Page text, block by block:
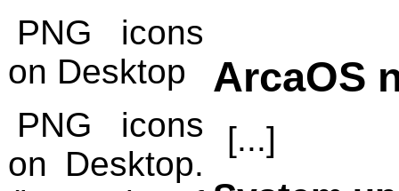
PNG icons
on Desktop
PNG icons
on Desktop.
ArcaOS
[...]